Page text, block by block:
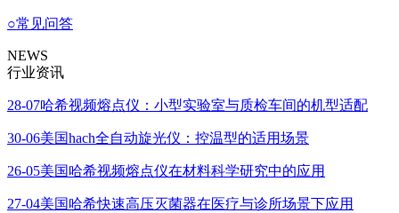
○常见问答
NEWS
行业资讯
28-07哈希视频熔点仪：小型实验室与质检车间的机型适配
30-06美国hach全自动旋光仪：控温型的适用场景
26-05美国哈希视频熔点仪在材料科学研究中的应用
27-04美国哈希快速高压灭菌器在医疗与诊所场景下应用